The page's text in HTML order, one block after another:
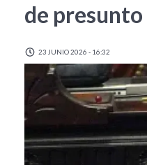
de
23 JUNIO 2026 - 16:32